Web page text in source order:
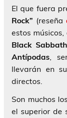
El que fuera
Rock” (reseña
estos
Black Sabbath
Antípodas,
llevarán en
directos.
Son muchos
el superior de